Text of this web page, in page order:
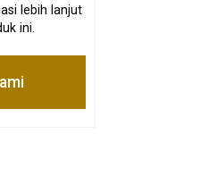
lebih lanjut
ini.